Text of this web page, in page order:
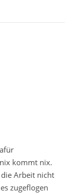
kommt nix.
Arbeit nicht
zugeflogen